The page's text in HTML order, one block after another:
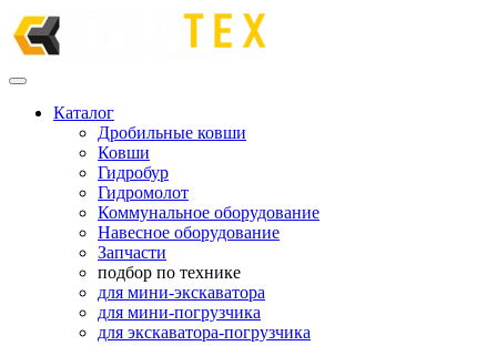
Каталог
Дробильные ковши
Ковши
Гидробур
Гидромолот
Коммунальное оборудование
Навесное оборудование
Запчасти
подбор по технике
для мини-экскаватора
для мини-погрузчика
для экскаватора-погрузчика